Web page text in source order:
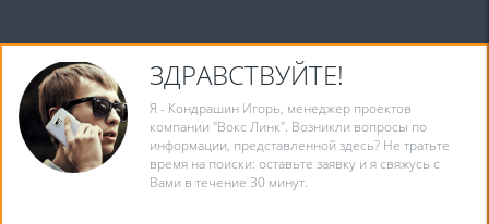
ЗДРАВСТВУЙТЕ!
Я - Кондрашин Игорь, менеджер проектов
компании "Вокс Линк". Возникли вопросы по
информации, представленной здесь? Не тратьте
время на поиски: оставьте заявку и я свяжусь с
Вами в течение 30 минут.